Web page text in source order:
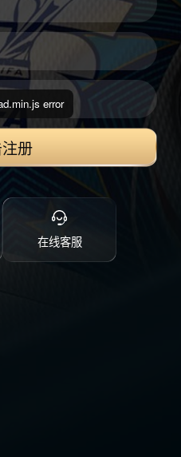
册
在线客服
error